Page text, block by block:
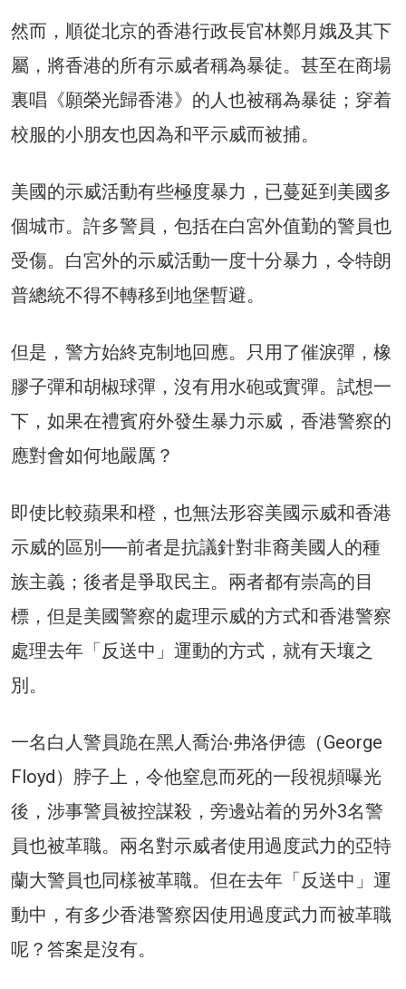
然而，順從北京的香港行政長官林鄭月娥及其下
屬，將香港的所有示威者稱為暴徒。甚至在商場
裏唱《願榮光歸香港》的人也被稱為暴徒；穿着
校服的小朋友也因為和平示威而被捕。
美國的示威活動有些極度暴力，已蔓延到美國多
個城市。許多警員，包括在白宮外值勤的警員也
受傷。白宮外的示威活動一度十分暴力，令特朗
普總統不得不轉移到地堡暫避。
但是，警方始終克制地回應。只用了催淚彈，橡
膠子彈和胡椒球彈，沒有用水砲或實彈。試想一
下，如果在禮賓府外發生暴力示威，香港警察的
應對會如何地嚴厲？
即使比較蘋果和橙，也無法形容美國示威和香港
示威的區別──前者是抗議針對非裔美國人的種
族主義；後者是爭取民主。兩者都有崇高的目
標，但是美國警察的處理示威的方式和香港警察
處理去年「反送中」運動的方式，就有天壤之
別。
一名白人警員跪在黑人喬治‧弗洛伊德（George
Floyd）脖子上，令他窒息而死的一段視頻曝光
後，涉事警員被控謀殺，旁邊站着的另外3名警
員也被革職。兩名對示威者使用過度武力的亞特
蘭大警員也同樣被革職。但在去年「反送中」運
動中，有多少香港警察因使用過度武力而被革職
呢？答案是沒有。